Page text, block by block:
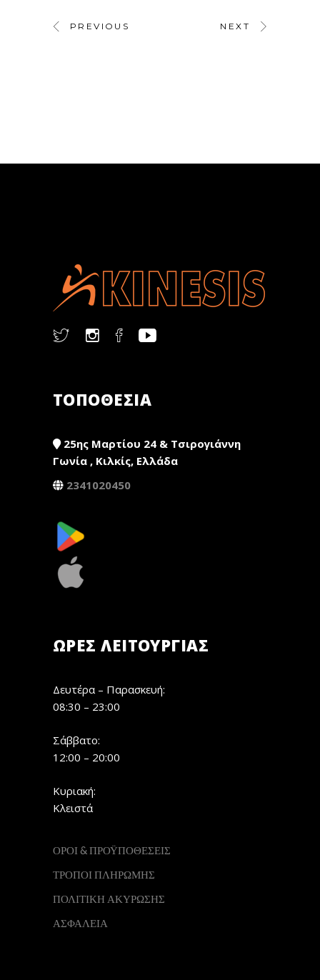
PREVIOUS NEXT
ΤΟΠΟΘΕΣΙΑ
25ης Μαρτίου 24 & Τσιρογιάννη
Γωνία , Κιλκίς, Ελλάδα
2341020450
ΏΡΕΣ ΛΕΙΤΟΥΡΓΊΑΣ
Δευτέρα – Παρασκευή:
08:30 – 23:00
Σάββατο:
12:00 – 20:00
Κυριακή:
Κλειστά
ΟΡΟΙ & ΠΡΟΫΠΟΘΕΣΕΙΣ
ΤΡΟΠΟΙ ΠΛΗΡΩΜΗΣ
ΠΟΛΙΤΙΚΗ ΑΚΥΡΩΣΗΣ
ΑΣΦΑΛΕΙΑ